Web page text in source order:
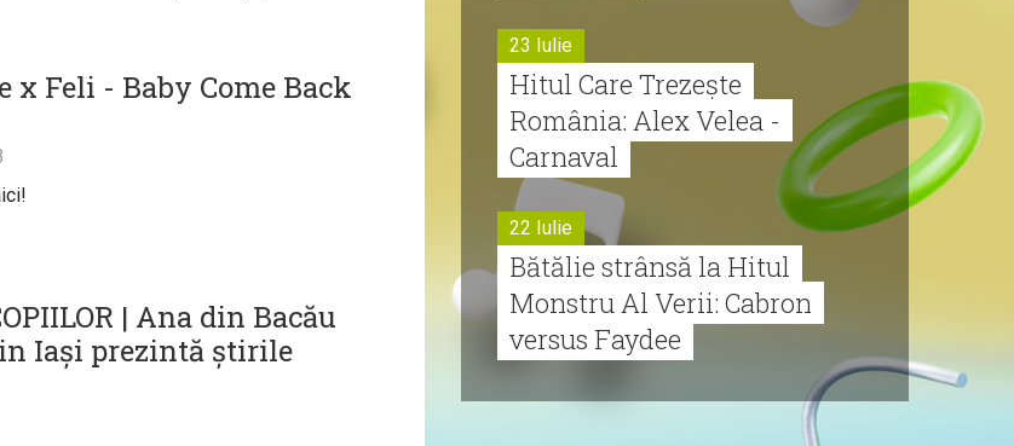
x Feli - Baby Come Back
| Ana din Bacău
Iași prezintă știrile
23 Iulie
Hitul Care Trezește
România: Alex Velea -
Carnaval
22 Iulie
Bătălie strânsă la Hitul
Monstru Al Verii: Cabron
versus Faydee